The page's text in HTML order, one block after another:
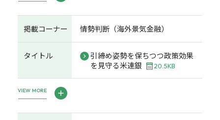
掲載コーナー 情勢判断（海外景気金融）
タイトル
引締め姿勢を保ちつつ政策効果
を見守る米連銀
20.5KB
VIEW MORE